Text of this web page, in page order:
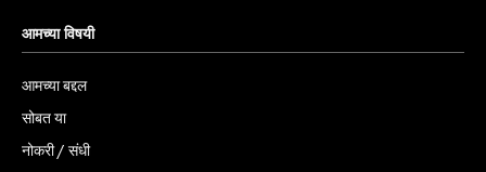
आमच्या विषयी
आमच्या बद्दल
सोबत या
नोकरी / संधी